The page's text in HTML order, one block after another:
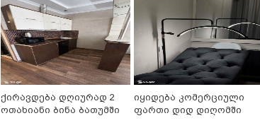
ქირავდება დღიურად 2
ოთახიანი ბინა ბათუმში
იყიდება კომერციული
ფართი დიდ დიღომში